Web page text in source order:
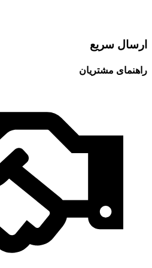
ارسال سریع
راهنمای مشتریان